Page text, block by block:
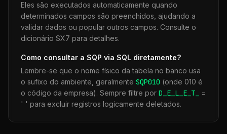
Eles são executados automaticamente quando
determinados campos são preenchidos, ajudando a
validar dados ou popular outros campos. Consulte o
dicionário SX7 para detalhes.
Como consultar a SQP via SQL diretamente?
Lembre-se que o nome físico da tabela no banco usa
o sufixo do ambiente, geralmente SQP010 (onde 010 é
o código da empresa). Sempre filtre por D_E_L_E_T_
=
' ' para excluir registros logicamente deletados.